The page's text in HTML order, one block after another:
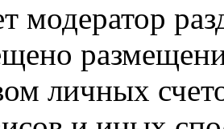
модератор
личных